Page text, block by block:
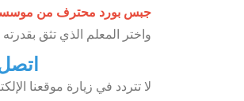
جبس بورد محترف من
واختر المعلم الذي تثق
لا تتردد في زيارة موقعنا